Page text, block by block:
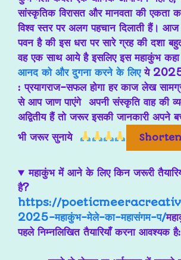
सांस्कृतिक विरासत और मानवता की एकता
विश्व स्तर पर अलग पहचान दिलाती हैं।
पवन है की इस धरा पर सारे ग्रह की दशा
वह एक साथ आये है इसलिए इस महाकुंभ
आनद को और दुगना करने के लिएये 2025
: प्रयागराज-सफल होगा हर काजलेख
से आप जाण पाएंगे अपनी संस्कृति वाह की
अद्वितीय हैं तो जरूर इसकी जानकारी अपने
भी जरूर सुनाये
महाकुंभ में आने के लिए किन जरूरी
है?
https://
2025-महाकुंभ-मेले-का-महासंगम-प/
पहले निम्नलिखित तैयारियाँ करना आवश्यक है: